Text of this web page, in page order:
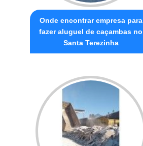
Onde encontrar empresa para
fazer aluguel de caçambas no
Santa Terezinha